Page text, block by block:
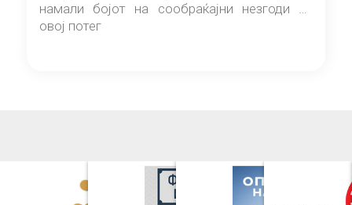
намали бојот на сообраќајни незгоди на
овој потег